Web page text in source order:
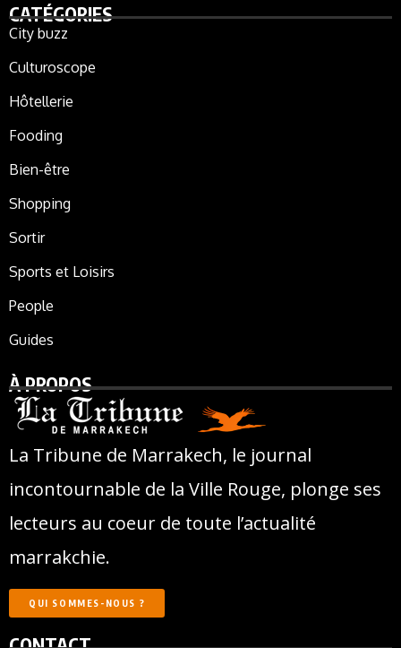
CATÉGORIES
City buzz
Culturoscope
Hôtellerie
Fooding
Bien-être
Shopping
Sortir
Sports et Loisirs
People
Guides
À PROPOS
La Tribune de Marrakech, le journal
incontournable de la Ville Rouge, plonge ses
lecteurs au coeur de toute l’actualité
marrakchie.
QUI SOMMES-NOUS ?